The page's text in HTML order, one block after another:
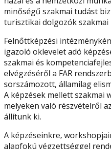
minőségű szakmai tudást
turisztikai dolgozók
Felnőttképzési
igazoló oklevelet adó
szakmai és
elvégzéséről a FAR
sorszámozott, államilag
A képzések mellett szakmai
melyeken való részvételről
állítunk ki.
A képzéseinkre,
alapfokú végzettséggel